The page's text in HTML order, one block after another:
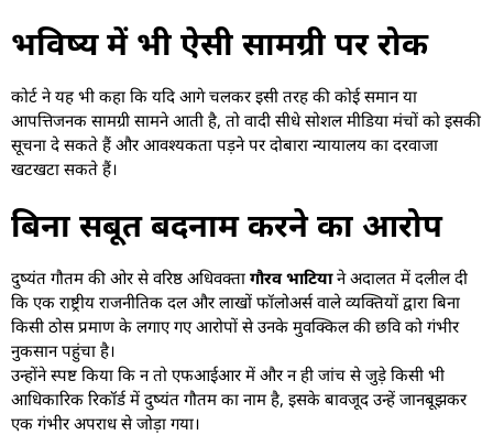
भविष्य में भी ऐसी सामग्री पर रोक
कोर्ट ने यह भी कहा कि यदि आगे चलकर इसी तरह की कोई समान या
आपत्तिजनक सामग्री सामने आती है, तो वादी सीधे सोशल मीडिया मंचों को इसकी
सूचना दे सकते हैं और आवश्यकता पड़ने पर दोबारा न्यायालय का दरवाजा
खटखटा सकते हैं।
बिना सबूत बदनाम करने का आरोप
दुष्यंत गौतम की ओर से वरिष्ठ अधिवक्ता गौरव भाटियाने अदालत में दलील दी
कि एक राष्ट्रीय राजनीतिक दल और लाखों फॉलोअर्स वाले व्यक्तियों द्वारा बिना
किसी ठोस प्रमाण के लगाए गए आरोपों से उनके मुवक्किल की छवि को गंभीर
नुकसान पहुंचा है।
उन्होंने स्पष्ट किया कि न तो एफआईआर में और न ही जांच से जुड़े किसी भी
आधिकारिक रिकॉर्ड में दुष्यंत गौतम का नाम है, इसके बावजूद उन्हें जानबूझकर
एक गंभीर अपराध से जोड़ा गया।